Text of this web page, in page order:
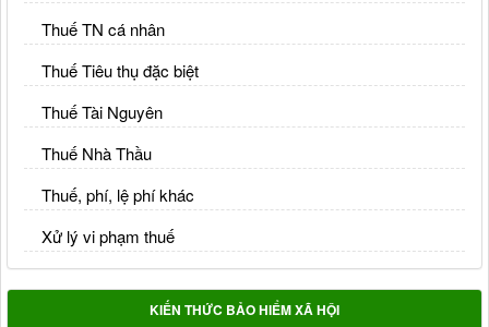
Thuế TN cá nhân
Thuế Tiêu thụ đặc biệt
Thuế Tài Nguyên
Thuế Nhà Thầu
Thuế, phí, lệ phí khác
Xử lý vi phạm thuế
KIẾN THỨC BẢO HIỂM XÃ HỘI